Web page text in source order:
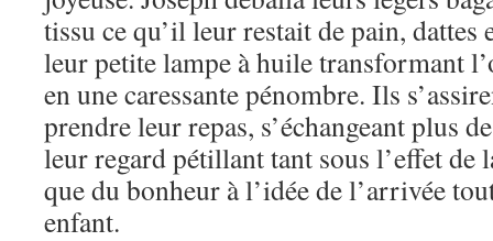
tissu ce qu’il leur restait de pain, dattes
leur petite lampe à huile transformant
en une caressante pénombre. Ils
prendre leur repas, s’échangeant plus
leur regard pétillant tant sous l’effet de
que du bonheur à l’idée de l’arrivée
enfant.